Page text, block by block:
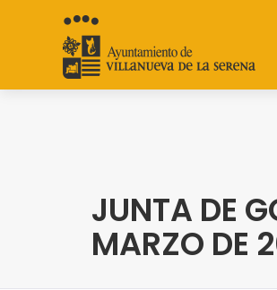
JUNTA DE
MARZO DE